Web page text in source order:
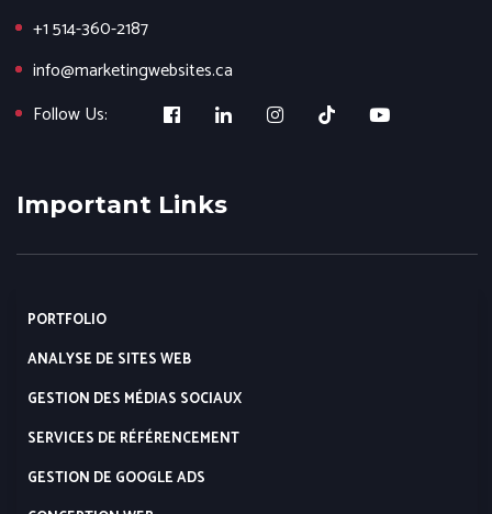
+1 514-360-2187
info@marketingwebsites.ca
Follow Us:
Important Links
PORTFOLIO
ANALYSE DE SITES WEB
GESTION DES MÉDIAS SOCIAUX
SERVICES DE RÉFÉRENCEMENT
GESTION DE GOOGLE ADS